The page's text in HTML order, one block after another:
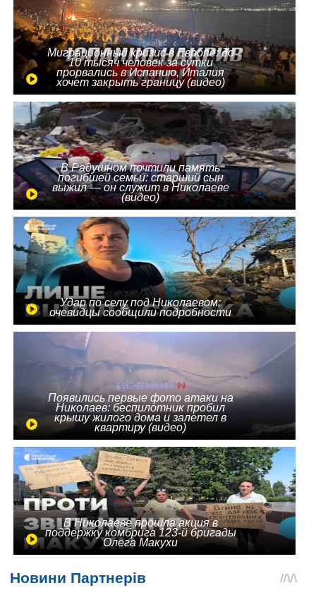
Миграционный кризис в Европе: до
10 тысяч человек за сутки
прорвались в Испанию, Италия
хочет закрыть границу (видео)
В Радушном почтили память
погибшей семьи: старший сын
выжил — он служит в Николаеве
(видео)
Удар по селу под Николаевом:
очевидцы сообщили подробности
Появились первые фото атаки на
Николаев: беспилотник пробил
крышу жилого дома и залетел в
квартиру (видео)
В Николаеве прошла акция в
поддержку комбрига 123-й бригады
Олега Макухи